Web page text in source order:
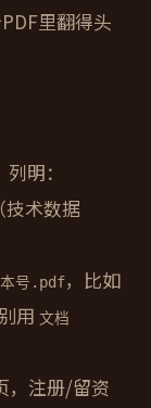
里翻得头
明：
技术数据
本号.pdf，比如
用文档
，注册/留资